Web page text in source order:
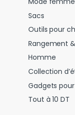
Sacs
Outils pour
Rangement
Homme
Collection
Gadgets
Tout à 10 DT